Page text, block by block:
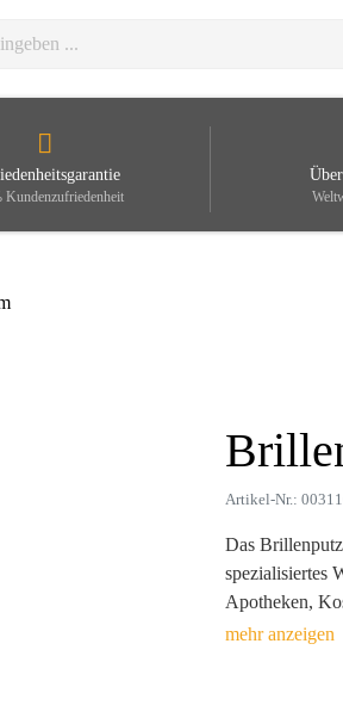
Kundenzufriedenheit
Artikel-Nr.:
Das
spezialisiertes
Apotheken,
bietet eine